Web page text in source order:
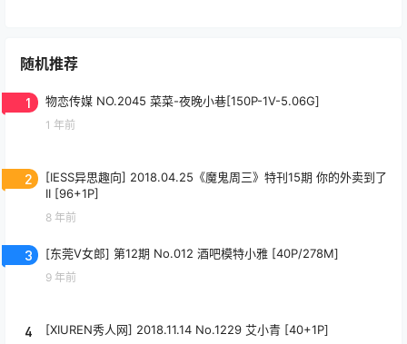
随机推荐
1 物恋传媒 NO.2045 菜菜-夜晚小巷[150P-1V-5.06G]
1 年前
2
[IESS异思趣向] 2018.04.25《魔鬼周三》特刊15期 你的外卖到了
II [96+1P]
8 年前
3 [东莞V女郎] 第12期 No.012 酒吧模特小雅 [40P/278M]
9 年前
4 [XIUREN秀人网] 2018.11.14 No.1229 艾小青 [40+1P]